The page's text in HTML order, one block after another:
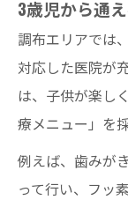
3歳児から通
調布エリアでは
対応した医院が
は、子供が楽し
療メニュー」を
例えば、歯みが
って行い、フッ